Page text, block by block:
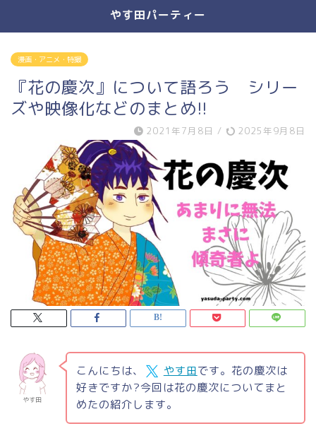
やす田パーティー
漫画・アニメ・特撮
『花の慶次』について語ろう シリー
ズや映像化などのまとめ!!
2021年7月8日 / 2025年9月8日
やす田
こんにちは、 やす田です。花の慶次は
好きですか?今回は花の慶次についてまと
めたの紹介します。